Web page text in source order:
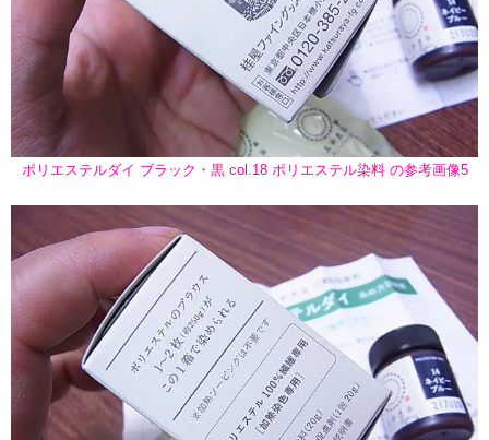
ポリエステルダイ ブラック・黒 col.18 ポリエステル染料 の参考画像5